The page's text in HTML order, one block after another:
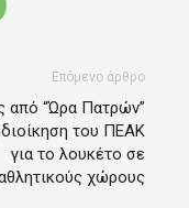
Επόμενο άρθρο
από “Ώρα Πατρών”
του ΠΕΑΚ
για το λουκέτο σε
χώρους